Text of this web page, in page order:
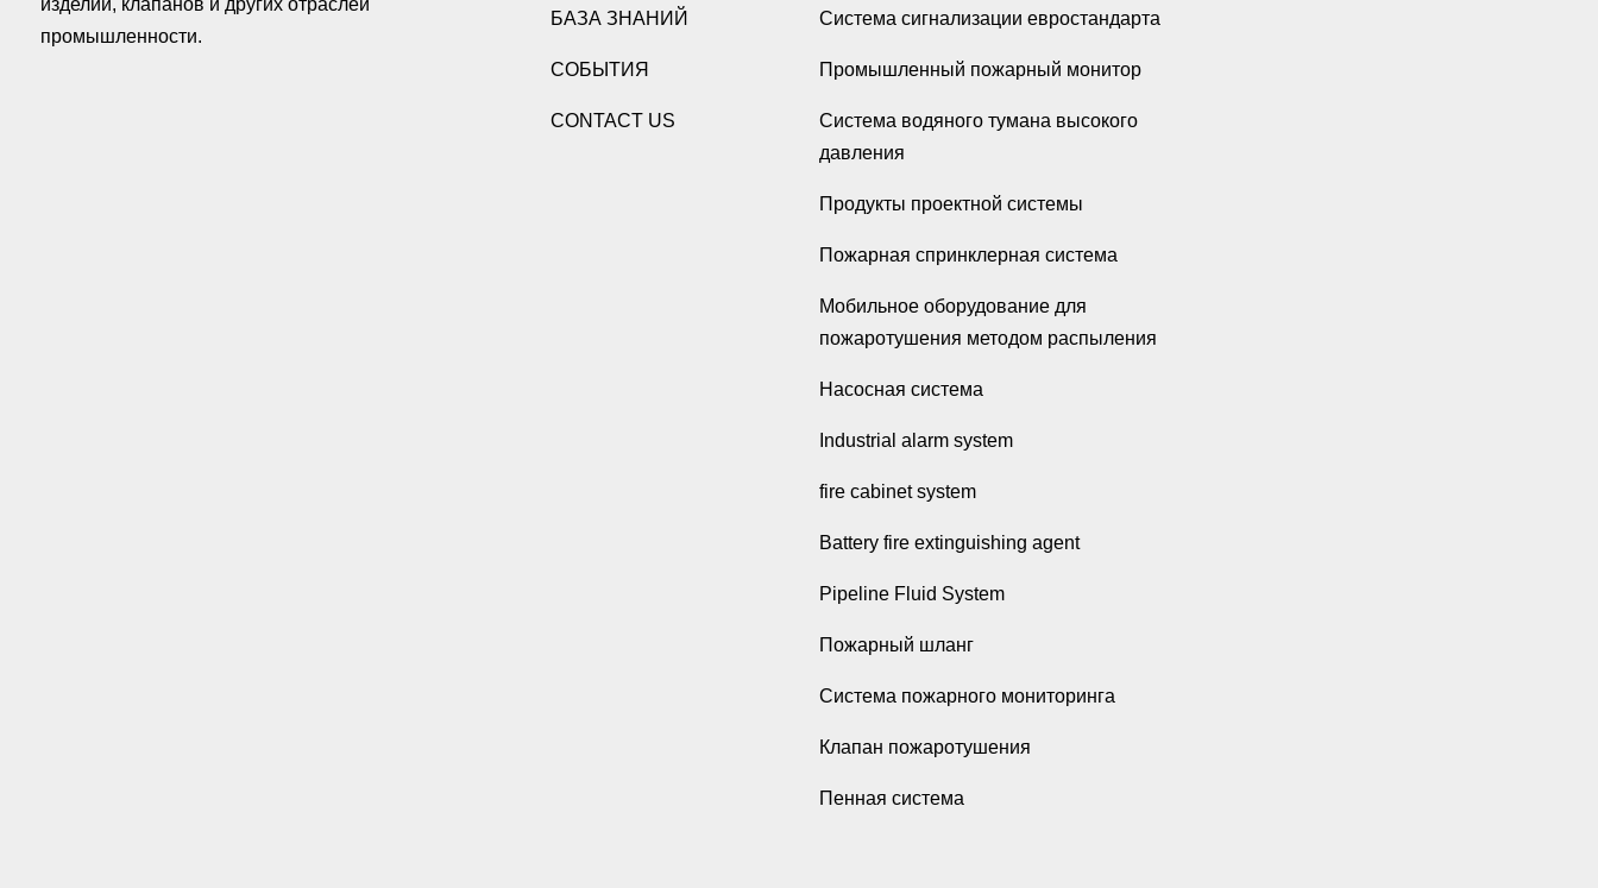
промышленности.
БАЗА ЗНАНИЙ
СОБЫТИЯ
CONTACT US
Система сигнализации евростандарта
Промышленный пожарный монитор
Система водяного тумана высокого
давления
Продукты проектной системы
Пожарная спринклерная система
Мобильное оборудование для
пожаротушения методом распыления
Насосная система
Industrial alarm system
fire cabinet system
Battery fire extinguishing agent
Pipeline Fluid System
Пожарный шланг
Система пожарного мониторинга
Клапан пожаротушения
Пенная система